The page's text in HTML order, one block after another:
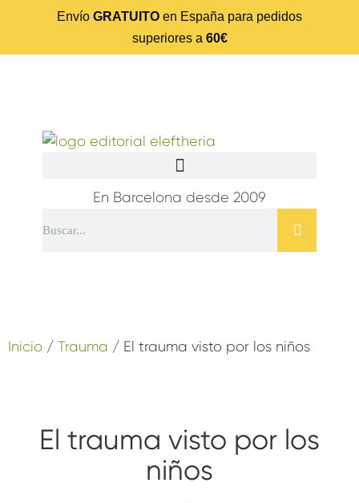
Envío GRATUITO en España para pedidos
superiores a 60€
En Barcelona desde 2009
Inicio / Trauma / El trauma visto por los niños
El trauma visto por los
niños